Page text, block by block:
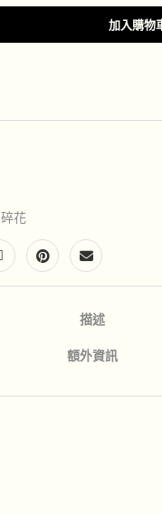
加入購物
碎花
描述
額外資訊